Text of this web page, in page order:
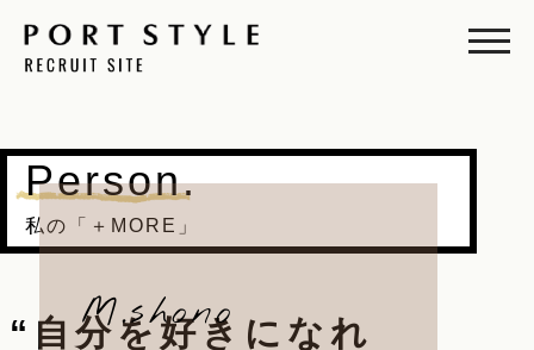
Person.
私の「＋MORE」
M.shono
“自分を好きになれ